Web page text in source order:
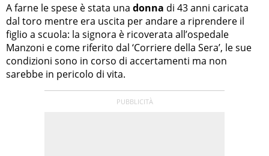
A farne le spese è stata una donna di 43 anni caricata
dal toro mentre era uscita per andare a riprendere il
figlio a scuola: la signora è ricoverata all’ospedale
Manzoni e come riferito dal ‘Corriere della Sera’, le sue
condizioni sono in corso di accertamenti ma non
sarebbe in pericolo di vita.